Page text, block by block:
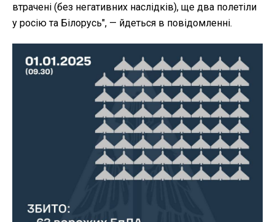
втрачені (без негативних наслідків), ще два полетіли
у росію та Білорусь", — йдеться в повідомленні.